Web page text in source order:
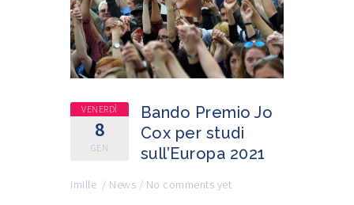
VENERDÌ
8
GEN
Bando Premio Jo
Cox per studi
sull’Europa 2021
imille / News / No comments yet